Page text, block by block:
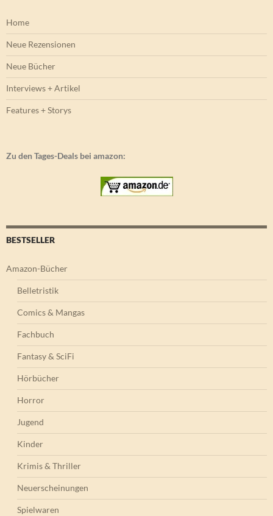
Home
Neue Rezensionen
Neue Bücher
Interviews + Artikel
Features + Storys
Zu den Tages-Deals bei amazon:
BESTSELLER
Amazon-Bücher
Belletristik
Comics & Mangas
Fachbuch
Fantasy & SciFi
Hörbücher
Horror
Jugend
Kinder
Krimis & Thriller
Neuerscheinungen
Spielwaren